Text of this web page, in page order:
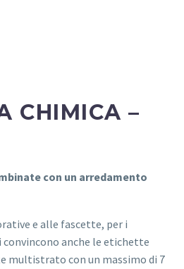
CHIMICA –
con un arredamento
e alle fascette, per i
anche le etichette
multistrato con un massimo di 7